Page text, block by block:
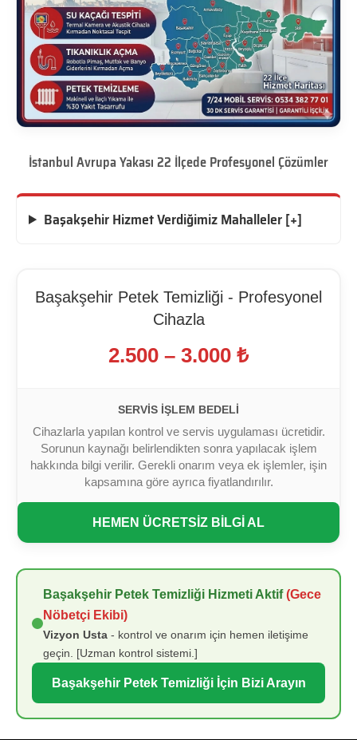
İstanbul Avrupa Yakası 22 İlçede Profesyonel Çözümler
Başakşehir Hizmet Verdiğimiz Mahalleler [+]
Başakşehir Petek Temizliği - Profesyonel
Cihazla
2.500 – 3.000 ₺
SERVIS İŞLEM BEDELI
Cihazlarla yapılan kontrol ve servis uygulaması ücretidir.
Sorunun kaynağı belirlendikten sonra yapılacak işlem
hakkında bilgi verilir. Gerekli onarım veya ek işlemler, işin
kapsamına göre ayrıca fiyatlandırılır.
HEMEN ÜCRETSİZ BİLGİ AL
Başakşehir Petek Temizliği Hizmeti Aktif(Gece
Nöbetçi Ekibi)
Vizyon Usta - kontrol ve onarım için hemen iletişime
geçin. [Uzman kontrol sistemi.]
Başakşehir Petek Temizliği İçin Bizi Arayın